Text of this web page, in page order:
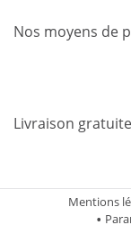
Nos moyens de
Livraison
Mentions